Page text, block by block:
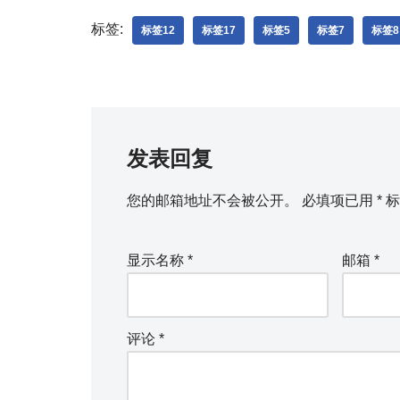
标签: 标签12 标签17 标签5 标签7 标签8
发表回复
您的邮箱地址不会被公开。 必填项已用 *
显示名称 * 邮箱*
评论 *